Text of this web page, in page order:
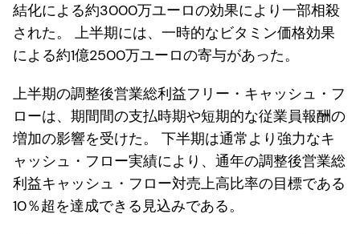
結化による約3000万ユーロの効果により一部相殺
された。 上半期には、一時的なビタミン価格効果
による約1億2500万ユーロの寄与があった。
上半期の調整後営業総利益フリー・キャッシュ・フ
ローは、期間間の支払時期や短期的な従業員報酬の
増加の影響を受けた。 下半期は通常より強力なキ
ャッシュ・フロー実績により、通年の調整後営業総
利益キャッシュ・フロー対売上高比率の目標である
10％超を達成できる見込みである。